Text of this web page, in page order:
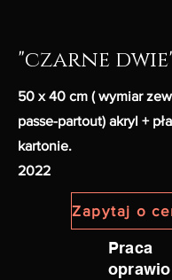
"czarne
50 x 40 cm ( wymiar
passe-partout) akryl +
kartonie.
2022
Praca
oprawio